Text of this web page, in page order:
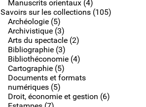
Manuscrits orientaux (4)
Savoirs sur les collections (105)
Archéologie (5)
Archivistique (3)
Arts du spectacle (2)
Bibliographie (3)
Bibliothéconomie (4)
Cartographie (5)
Documents et formats
numériques (5)
Droit, économie et gestion (6)